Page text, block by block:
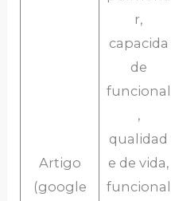
Artigo
(google
r,
capacida
de
funcional
,
qualidad
e de vida,
funcional